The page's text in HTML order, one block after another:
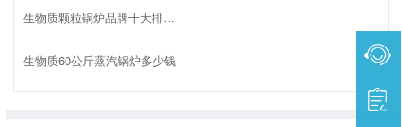
生物质颗粒锅炉品牌十大排名榜
生物质60公斤蒸汽锅炉多少钱